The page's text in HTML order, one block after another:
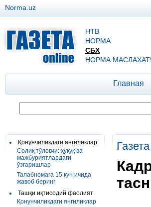
Norma.uz
НТВ
НОРМА
СБХ
НОРМА
Главная
Қонунчиликдаги янгиликлар
Солиқ тўловчи: ҳуқуқ ва
мажбуриятлардаги
ўзгаришлар
Талабномага 15 кун ичида
жавоб беринг
Ташқи иқтисодий фаолият
Қонунчиликдаги янгиликлар
Газета